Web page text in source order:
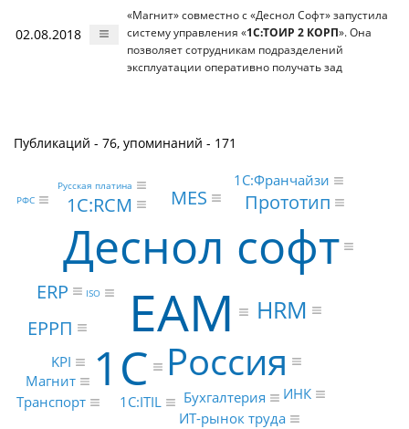
02.08.2018
«Магнит» совместно с «Деснол Софт» запустила
систему управления «1С:ТОИР 2 КОРП». Она
позволяет сотрудникам подразделений
эксплуатации оперативно получать зад
Публикаций - 76, упоминаний - 171
EAM
1С
Деснол софт
Россия
HRM
ERP
ЕРРП
Прототип
MES
1С:RCM
Бухгалтерия
Транспорт
KPI
1С:Франчайзи
1С:ITIL
Магнит
ИНК
ИТ-рынок труда
Русская платина
ISO
РФС